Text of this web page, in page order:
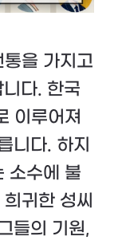
을 가지고
다. 한국
이루어져
니다. 하지
소수에 불
귀한 성씨
들의 기원,